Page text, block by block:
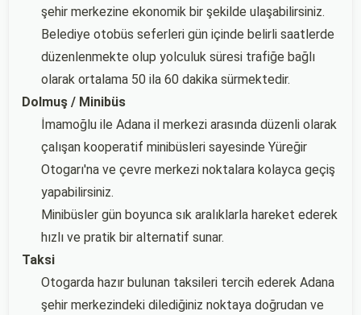
şehir merkezine ekonomik bir şekilde ulaşabilirsiniz.
Belediye otobüs seferleri gün içinde belirli saatlerde
düzenlenmekte olup yolculuk süresi trafiğe bağlı
olarak ortalama 50 ila 60 dakika sürmektedir.
Dolmuş / Minibüs
İmamoğlu ile Adana il merkezi arasında düzenli olarak
çalışan kooperatif minibüsleri sayesinde Yüreğir
Otogarı'na ve çevre merkezi noktalara kolayca geçiş
yapabilirsiniz.
Minibüsler gün boyunca sık aralıklarla hareket ederek
hızlı ve pratik bir alternatif sunar.
Taksi
Otogarda hazır bulunan taksileri tercih ederek Adana
şehir merkezindeki dilediğiniz noktaya doğrudan ve